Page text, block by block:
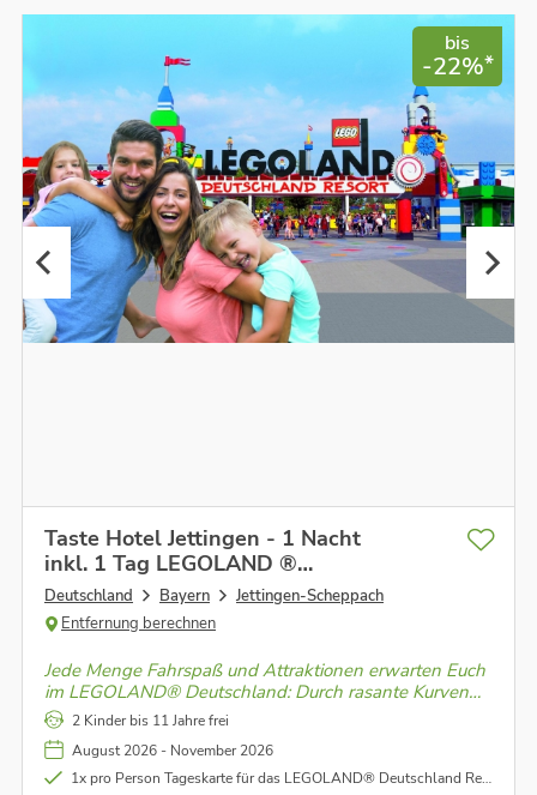
bis
-22%*
Taste Hotel Jettingen - 1 Nacht
inkl. 1 Tag LEGOLAND ®
Deutschland
Deutschland Bayern
Jettingen-Scheppach
Entfernung berechnen
Jede Menge Fahrspaß und Attraktionen erwarten Euch
im LEGOLAND® Deutschland: Durch rasante Kurven
auf den Achterbahnen durch die Lüfte, übers Wasser
mit dem Wellenreiter & noch viel mehr.
2 Kinder bis 11 Jahre frei
August 2026 - November 2026
1x pro Person Tageskarte für das LEGOLAND® Deutschland Resort inkludiert